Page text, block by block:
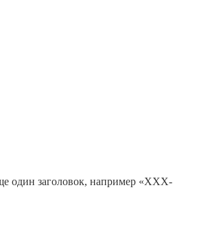
один заголовок, например «XXX-